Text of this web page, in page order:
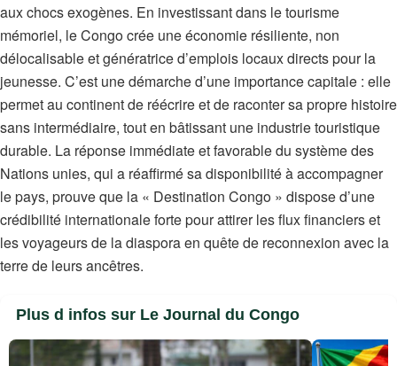
aux chocs exogènes. En investissant dans le tourisme
mémoriel, le Congo crée une économie résiliente, non
délocalisable et génératrice d’emplois locaux directs pour la
jeunesse. C’est une démarche d’une importance capitale : elle
permet au continent de réécrire et de raconter sa propre histoire
sans intermédiaire, tout en bâtissant une industrie touristique
durable. La réponse immédiate et favorable du système des
Nations unies, qui a réaffirmé sa disponibilité à accompagner
le pays, prouve que la « Destination Congo » dispose d’une
crédibilité internationale forte pour attirer les flux financiers et
les voyageurs de la diaspora en quête de reconnexion avec la
terre de leurs ancêtres.
Plus d infos sur Le Journal du Congo